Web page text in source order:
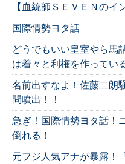
【血統師ＳＥＶＥＮのイ
国際情勢ヨタ話
どうでもいい皇室やら馬
は着々と利権を作ってい
名前出すなよ！佐藤二朗
問噴出！！
急ぎ！国際情勢ヨタ話！
倒れる！
元フジ人気アナが暴露！